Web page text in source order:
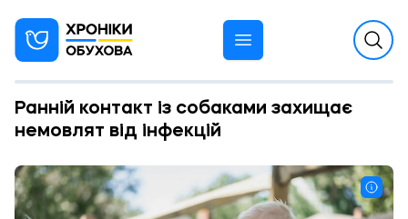
Ранній контакт із собаками захищає
немовлят від інфекцій